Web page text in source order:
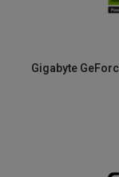
Gigabyte